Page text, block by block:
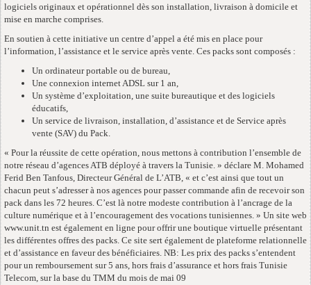
logiciels originaux et opérationnel dès son installation, livraison à domicile et
mise en marche comprises.
En soutien à cette initiative un centre d’appel a été mis en place pour
l’information, l’assistance et le service après vente. Ces packs sont composés :
Un ordinateur portable ou de bureau,
Une connexion internet ADSL sur 1 an,
Un système d’exploitation, une suite bureautique et des logiciels
éducatifs,
Un service de livraison, installation, d’assistance et de Service après
vente (SAV) du Pack.
« Pour la réussite de cette opération, nous mettons à contribution l’ensemble de
notre réseau d’agences ATB déployé à travers la Tunisie. » déclare M. Mohamed
Ferid Ben Tanfous, Directeur Général de L’ATB, « et c’est ainsi que tout un
chacun peut s’adresser à nos agences pour passer commande afin de recevoir son
pack dans les 72 heures. C’est là notre modeste contribution à l’ancrage de la
culture numérique et à l’encouragement des vocations tunisiennes. » Un site web
www.unit.tn est également en ligne pour offrir une boutique virtuelle présentant
les différentes offres des packs. Ce site sert également de plateforme relationnelle
et d’assistance en faveur des bénéficiaires. NB: Les prix des packs s’entendent
pour un remboursement sur 5 ans, hors frais d’assurance et hors frais Tunisie
Telecom, sur la base du TMM du mois de mai 09